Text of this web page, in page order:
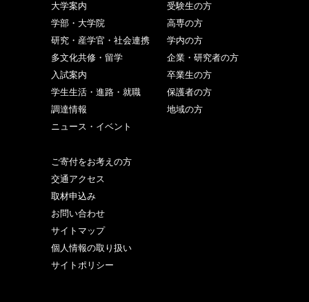
大学案内
学部・大学院
研究・産学官・社会連携
多文化共修・留学
入試案内
学生生活・進路・就職
調達情報
ニュース・イベント
受験生の方
高専の方
学内の方
企業・研究者の方
卒業生の方
保護者の方
地域の方
ご寄付をお考えの方
交通アクセス
取材申込み
お問い合わせ
サイトマップ
個人情報の取り扱い
サイトポリシー